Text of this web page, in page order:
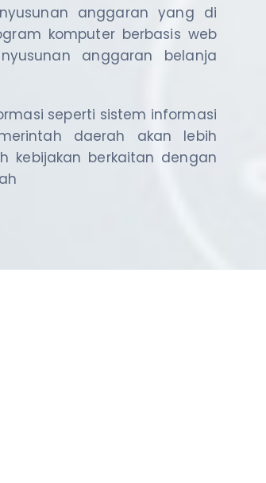
anggaran yang di
komputer berbasis web
anggaran belanja
seperti sistem informasi
daerah akan lebih
kebijakan berkaitan dengan